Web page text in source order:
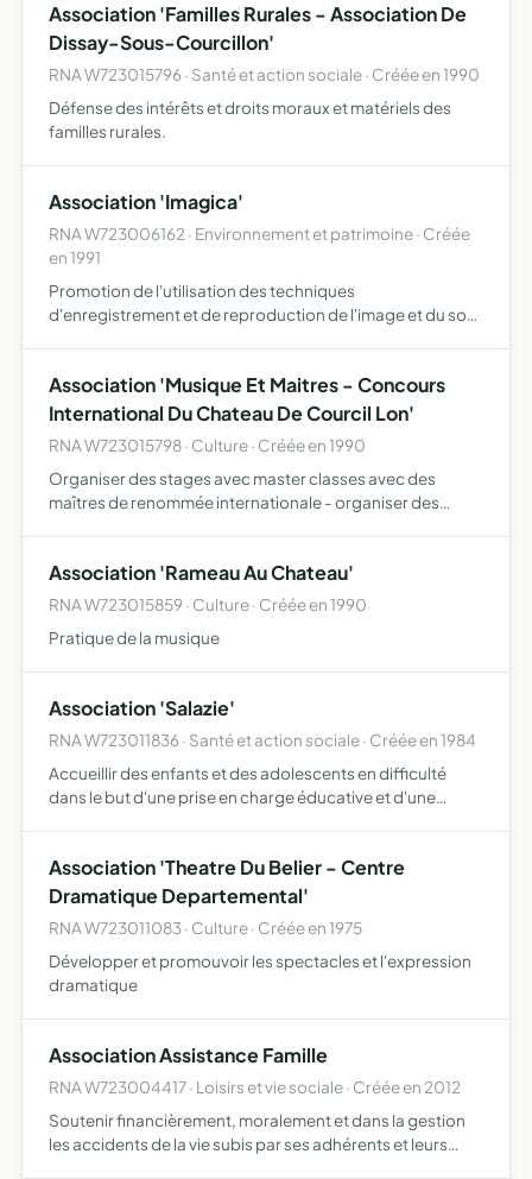
éléments de …
Association 'Familles Rurales - Association De
Dissay-Sous-Courcillon'
RNA W723015796 · Santé et action sociale · Créée en 1990
Défense des intérêts et droits moraux et matériels des
familles rurales.
Association 'Imagica'
RNA W723006162 · Environnement et patrimoine · Créée
en 1991
Promotion de l'utilisation des techniques
d'enregistrement et de reproduction de l'image et du son
Association 'Musique Et Maitres - Concours
International Du Chateau De Courcil Lon'
RNA W723015798 · Culture · Créée en 1990
Organiser des stages avec master classes avec des
maîtres de renommée internationale - organiser des
Association 'Rameau Au Chateau'
RNA W723015859 · Culture · Créée en 1990
Pratique de la musique
Association 'Salazie'
RNA W723011836 · Santé et action sociale · Créée en 1984
Accueillir des enfants et des adolescents en difficulté
dans le but d'une prise en charge éducative et d'une
Association 'Theatre Du Belier - Centre
Dramatique Departemental'
RNA W723011083 · Culture · Créée en 1975
Développer et promouvoir les spectacles et l'expression
dramatique
Association Assistance Famille
RNA W723004417 · Loisirs et vie sociale · Créée en 2012
Soutenir financièrement, moralement et dans la gestion
les accidents de la vie subis par ses adhérents et leurs